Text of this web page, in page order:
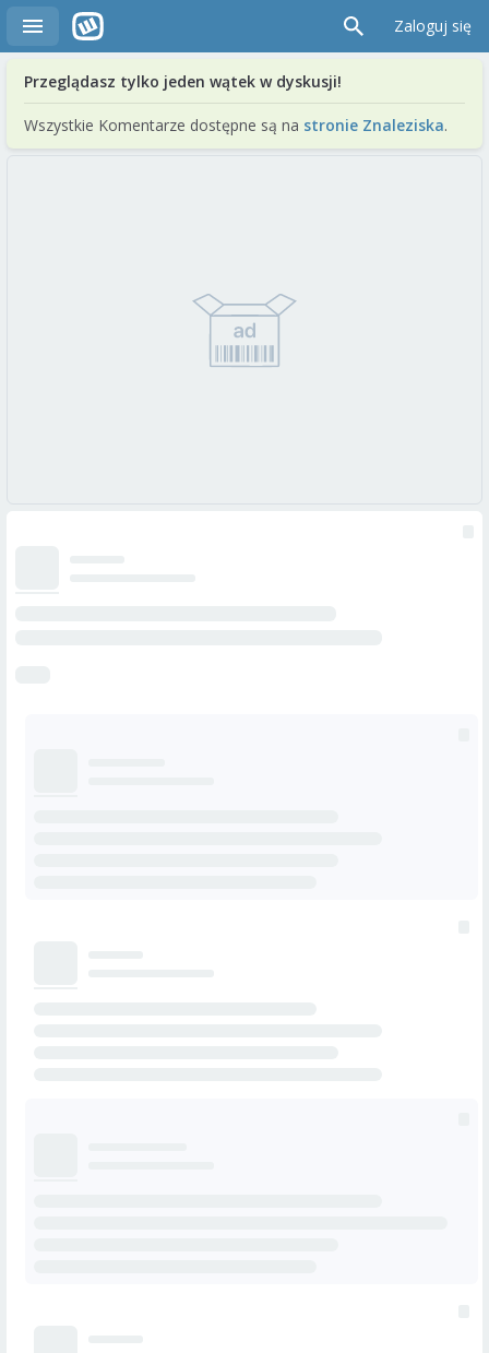
Zaloguj się
Przeglądasz tylko jeden wątek w dyskusji!
Wszystkie Komentarze dostępne są na stronie Znaleziska.